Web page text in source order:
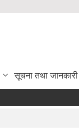
सूचना तथा जानकारी